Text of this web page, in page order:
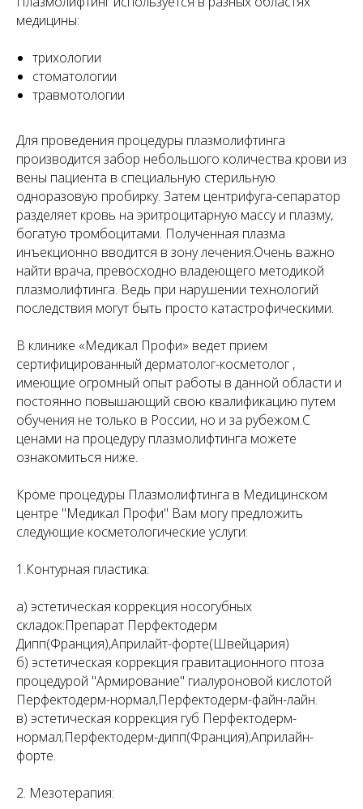
медицины:
трихологии
стоматологии
травмотологии
Для проведения процедуры плазмолифтинга
производится забор небольшого количества крови из
вены пациента в специальную стерильную
одноразовую пробирку. Затем центрифуга-сепаратор
разделяет кровь на эритроцитарную массу и плазму,
богатую тромбоцитами. Полученная плазма
инъекционно вводится в зону лечения.Очень важно
найти врача, превосходно владеющего методикой
плазмолифтинга. Ведь при нарушении технологий
последствия могут быть просто катастрофическими.
В клинике «Медикал Профи» ведет прием
сертифицированный дерматолог-косметолог ,
имеющие огромный опыт работы в данной области и
постоянно повышающий свою квалификацию путем
обучения не только в России, но и за рубежом.С
ценами на процедуру плазмолифтинга можете
ознакомиться ниже.
Кроме процедуры Плазмолифтинга в Медицинском
центре "Медикал Профи" Вам могу предложить
следующие косметологические услуги:
1.Контурная пластика:
а) эстетическая коррекция носогубных
складок:Препарат Перфектодерм
Дипп(Франция),Априлайт-форте(Швейцария)
б) эстетическая коррекция гравитационного птоза
процедурой "Армирование" гиалуроновой кислотой
Перфектодерм-нормал,Перфектодерм-файн-лайн.
в) эстетическая коррекция губ Перфектодерм-
нормал;Перфектодерм-дипп(Франция);Априлайн-
форте.
2. Мезотерапия: